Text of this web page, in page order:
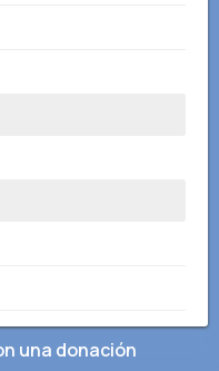
una donación